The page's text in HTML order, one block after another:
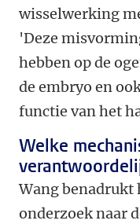
wisselwerking
'Deze
hebben op de
de embryo en
functie van het
Welke
Wang benadrukt
onderzoek naar